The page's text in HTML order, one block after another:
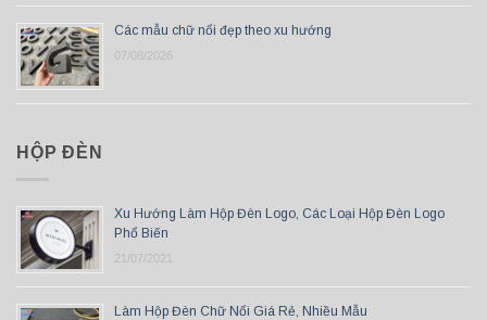
Các mẫu chữ nổi đẹp theo xu hướng
07/08/2026
HỘP ĐÈN
Xu Hướng Làm Hộp Đèn Logo, Các Loại Hộp Đèn Logo
Phổ Biến
21/07/2021
Làm Hộp Đèn Chữ Nổi Giá Rẻ, Nhiều Mẫu